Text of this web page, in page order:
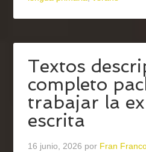
Textos
completo
trabajar la
escrita
16 junio, 2026 por Fran